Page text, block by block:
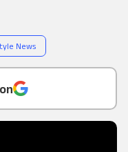
News